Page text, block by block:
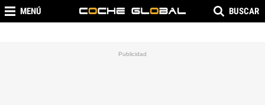
MENÚ BUSCAR